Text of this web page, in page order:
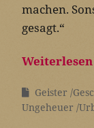
machen.
gesagt.“
Weiterlesen
Geister
Ungeheuer